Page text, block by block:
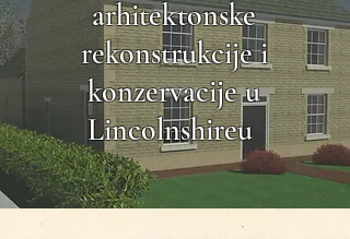
arhitektonske
rekonstrukcije i
konzervacije u
Lincolnshireu